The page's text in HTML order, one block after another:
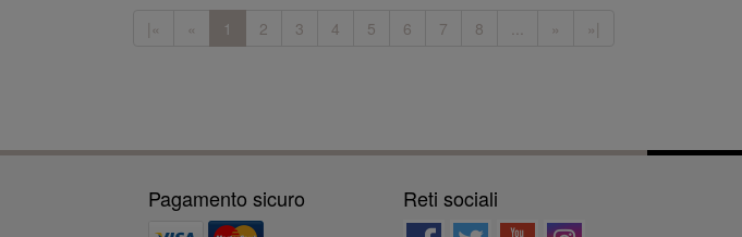
|« « 1 2 3 4 5 6 7 8 ... » »|
Pagamento sicuro Reti sociali